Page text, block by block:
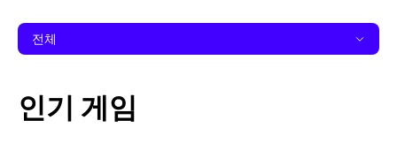
전체
인기 게임